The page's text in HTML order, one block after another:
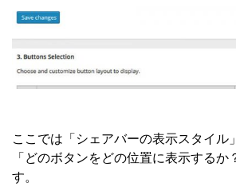
ここでは「シェアバーの表示スタイル
「どのボタンをどの位置に表示するか
す。